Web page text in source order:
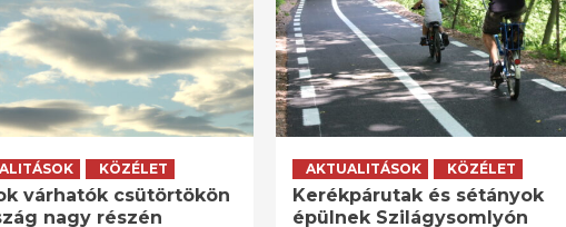
KÖZÉLET
várhatók csütörtökön
nagy részén
AKTUALITÁSOK KÖZÉLET
Kerékpárutak és sétányok
épülnek Szilágysomlyón